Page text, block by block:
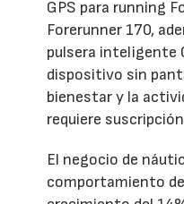
GPS para running
Forerunner 170,
pulsera inteligente
dispositivo sin
bienestar y la
requiere
El negocio de
comportamiento